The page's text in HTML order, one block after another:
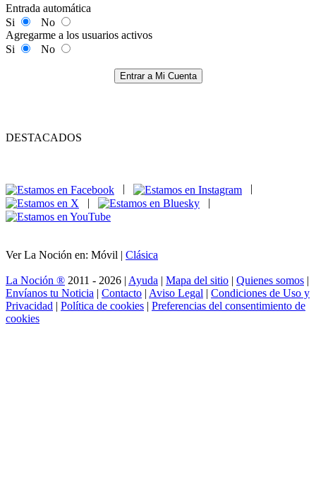
Entrada automática
Si
No
Agregarme a los usuarios activos
Si
No
Entrar a Mi Cuenta
DESTACADOS
|
|
Ver La Noción en: Móvil | Clásica
La Noción ® 2011 - 2026 | Ayuda | Mapa del sitio | Quienes somos |
Envíanos tu Noticia | Contacto | Aviso Legal | Condiciones de Uso y
Privacidad | Política de cookies | Preferencias del consentimiento de
cookies